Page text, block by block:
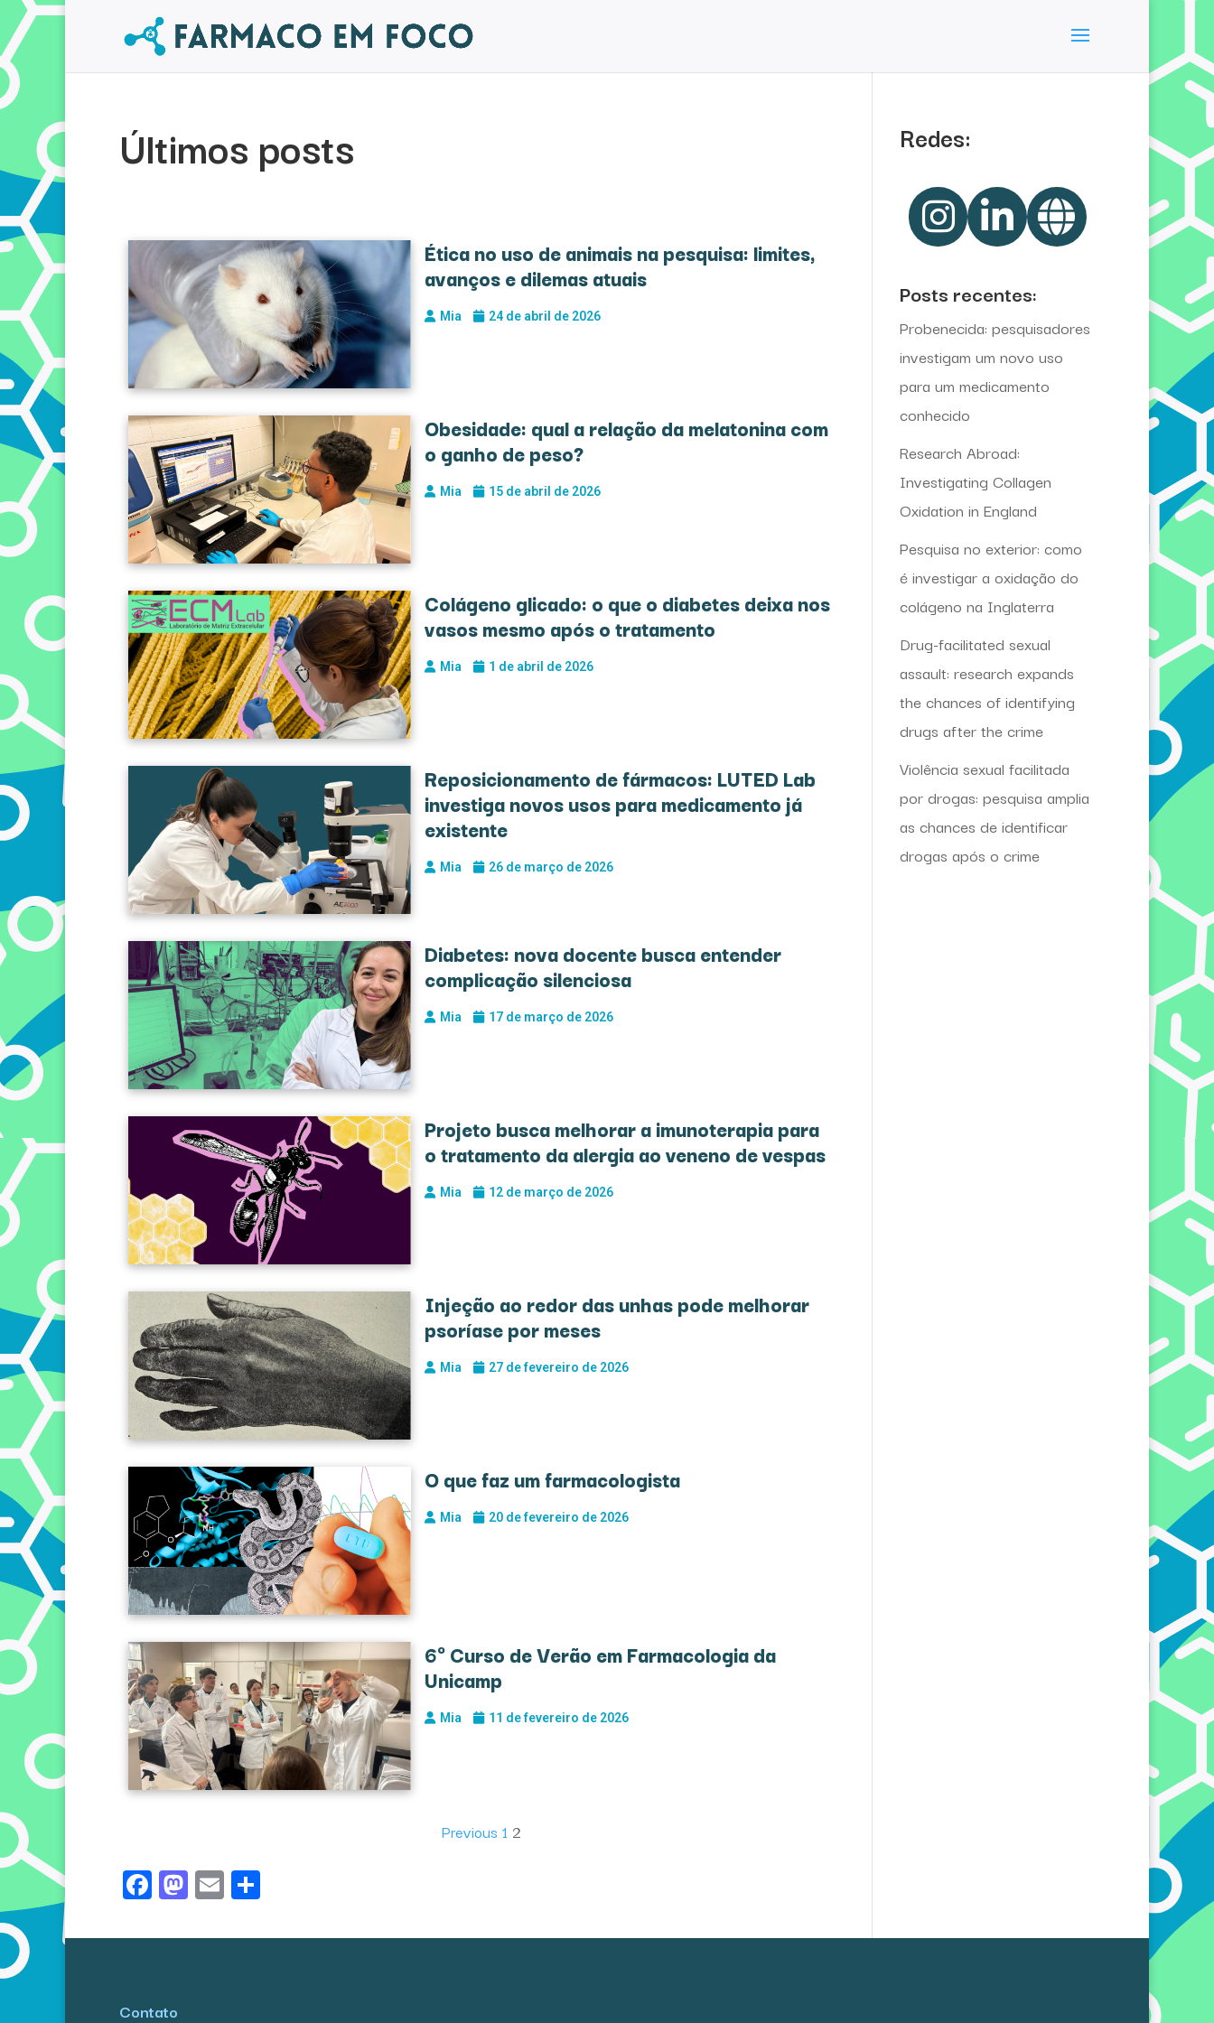
Últimos posts
Ética no uso de animais na pesquisa: limites,
avanços e dilemas atuais
Mia 24 de abril de 2026
Obesidade: qual a relação da melatonina com
o ganho de peso?
Mia 15 de abril de 2026
Colágeno glicado: o que o diabetes deixa nos
vasos mesmo após o tratamento
Mia 1 de abril de 2026
Reposicionamento de fármacos: LUTED Lab
investiga novos usos para medicamento já
existente
Mia 26 de março de 2026
Diabetes: nova docente busca entender
complicação silenciosa
Mia 17 de março de 2026
Projeto busca melhorar a imunoterapia para
o tratamento da alergia ao veneno de vespas
Mia 12 de março de 2026
Injeção ao redor das unhas pode melhorar
psoríase por meses
Mia 27 de fevereiro de 2026
O que faz um farmacologista
Mia 20 de fevereiro de 2026
6º Curso de Verão em Farmacologia da
Unicamp
Mia 11 de fevereiro de 2026
Previous 1 2
Facebook
Mastodon
Email
Redes:
Posts recentes:
Probenecida: pesquisadores
investigam um novo uso
para um medicamento
conhecido
Research Abroad:
Investigating Collagen
Oxidation in England
Pesquisa no exterior: como
é investigar a oxidação do
colágeno na Inglaterra
Drug-facilitated sexual
assault: research expands
the chances of identifying
drugs after the crime
Violência sexual facilitada
por drogas: pesquisa amplia
as chances de identificar
drogas após o crime
Contato